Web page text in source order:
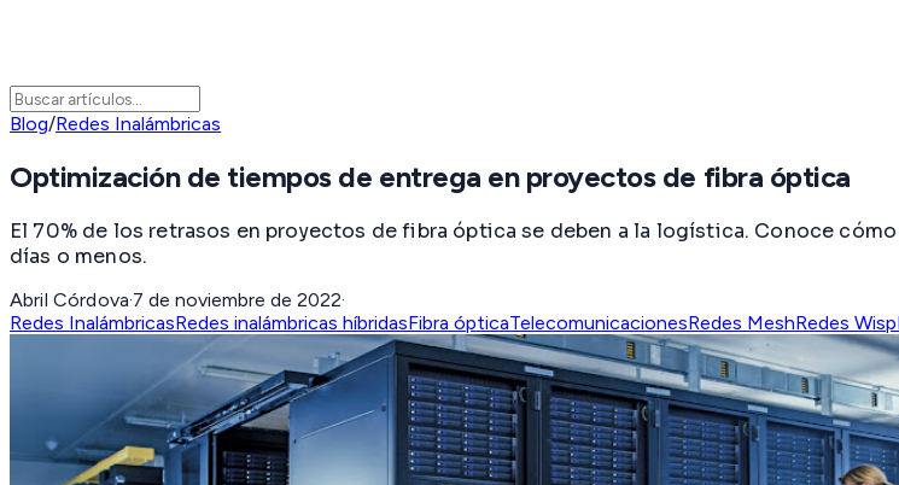
Blog/Redes Inalámbricas
Optimización de tiempos de entrega en proyectos de fibra óptica
El 70% de los retrasos en proyectos de fibra óptica se deben a la logística. Conoce
días o menos.
Abril Córdova·7 de noviembre de 2022·
Redes InalámbricasRedes inalámbricas híbridasFibra ópticaTelecomunicacionesRedes MeshRedes Wisp